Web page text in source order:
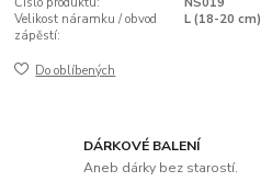
Velikost náramku / obvod
zápěstí:
L (18-20 cm)
Do oblíbených
DÁRKOVÉ BALENÍ
Aneb dárky bez starostí.